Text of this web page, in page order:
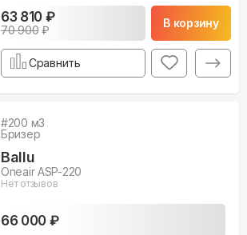
63 810 ₽
70 900₽
В корзину
Сравнить
#200 м3
Бризер
Ballu
Oneair ASP-220
Нет отзывов
66 000 ₽